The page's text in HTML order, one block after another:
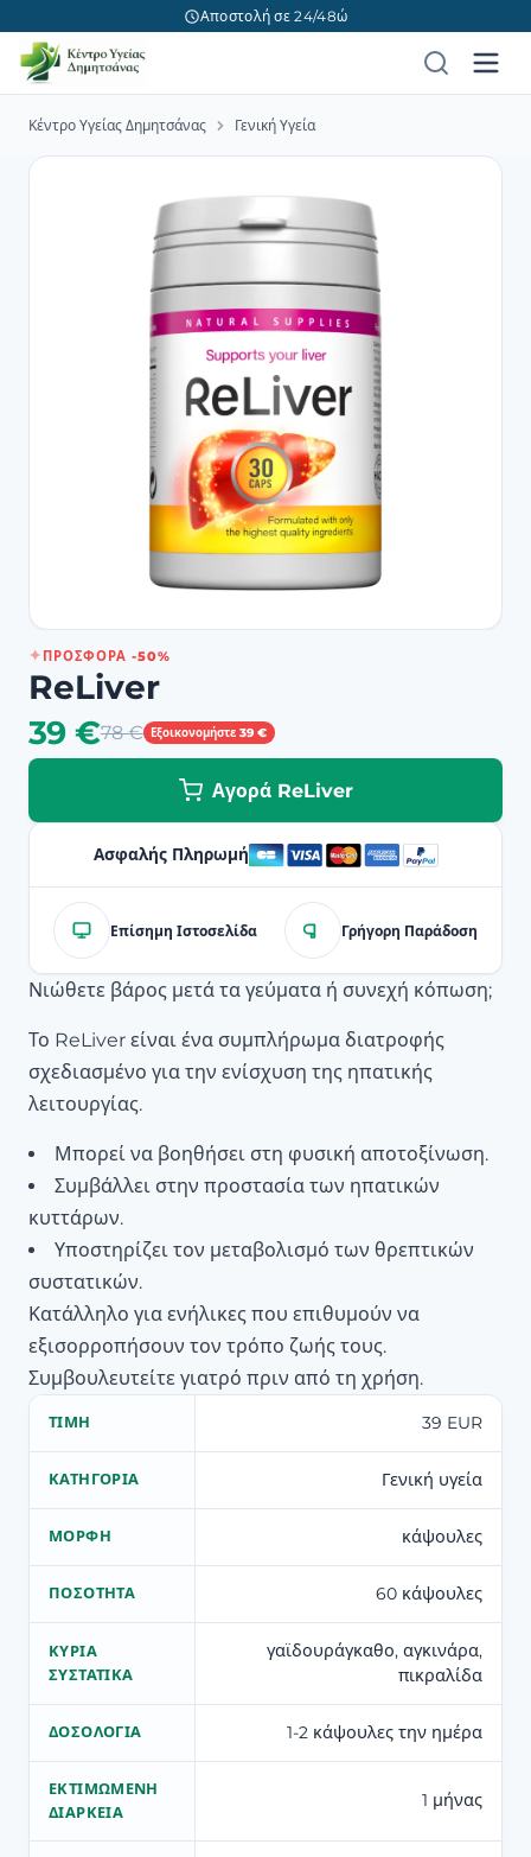
Αποστολή σε 24/48ώ
Κέντρο Υγείας Δημητσάνας Γενική Υγεία
ΠΡΟΣΦΟΡΆ -50%
ReLiver
39 €78 € Εξοικονομήστε 39 €
Αγορά ReLiver
Ασφαλής Πληρωμή
Επίσημη Ιστοσελίδα Γρήγορη Παράδοση
Νιώθετε βάρος μετά τα γεύματα ή συνεχή κόπωση;
Το ReLiver είναι ένα συμπλήρωμα διατροφής
σχεδιασμένο για την ενίσχυση της ηπατικής
λειτουργίας.
Μπορεί να βοηθήσει στη φυσική αποτοξίνωση.
Συμβάλλει στην προστασία των ηπατικών
κυττάρων.
Υποστηρίζει τον μεταβολισμό των θρεπτικών
συστατικών.
Κατάλληλο για ενήλικες που επιθυμούν να
εξισορροπήσουν τον τρόπο ζωής τους.
Συμβουλευτείτε γιατρό πριν από τη χρήση.
ΤΙΜΉ 39 EUR
ΚΑΤΗΓΟΡΊΑ Γενική υγεία
ΜΟΡΦΉ κάψουλες
ΠΟΣΌΤΗΤΑ 60 κάψουλες
ΚΎΡΙΑ
ΣΥΣΤΑΤΙΚΆ
γαϊδουράγκαθο, αγκινάρα,
πικραλίδα
ΔΟΣΟΛΟΓΊΑ 1-2 κάψουλες την ημέρα
ΕΚΤΙΜΏΜΕΝΗ
ΔΙΆΡΚΕΙΑ
1 μήνας